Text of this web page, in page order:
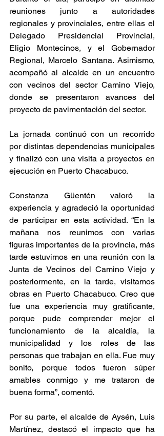
reuniones junto a autoridades
regionales y provinciales, entre ellas el
Delegado Presidencial Provincial,
Eligio Montecinos, y el Gobernador
Regional, Marcelo Santana. Asimismo,
acompañó al alcalde en un encuentro
con vecinos del sector Camino Viejo,
donde se presentaron avances del
proyecto de pavimentación del sector.
La jornada continuó con un recorrido
por distintas dependencias municipales
y finalizó con una visita a proyectos en
ejecución en Puerto Chacabuco.
Constanza Güentén valoró la
experiencia y agradeció la oportunidad
de participar en esta actividad. “En la
mañana nos reunimos con varias
figuras importantes de la provincia, más
tarde estuvimos en una reunión con la
Junta de Vecinos del Camino Viejo y
posteriormente, en la tarde, visitamos
obras en Puerto Chacabuco. Creo que
fue una experiencia muy gratificante,
porque pude comprender mejor el
funcionamiento de la alcaldía, la
municipalidad y los roles de las
personas que trabajan en ella. Fue muy
bonito, porque todos fueron súper
amables conmigo y me trataron de
buena forma”, comentó.
Por su parte, el alcalde de Aysén, Luis
Martínez, destacó el impacto que ha